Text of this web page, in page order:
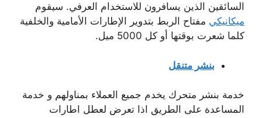
السائقين الذين يسافرون للاستخدام العرفي. سيقوم
ميكانيكي مفتاح الربط بتدوير الإطارات الأمامية والخلفية
كلما شعرت بوقتها أو كل 5000 ميل.
بنشر متنقل
خدمة بنشر متحرك يخدم جميع العملاء بمناولهم و خدمة
المساعدة على الطريق اذا تعرض لعطل اطارات